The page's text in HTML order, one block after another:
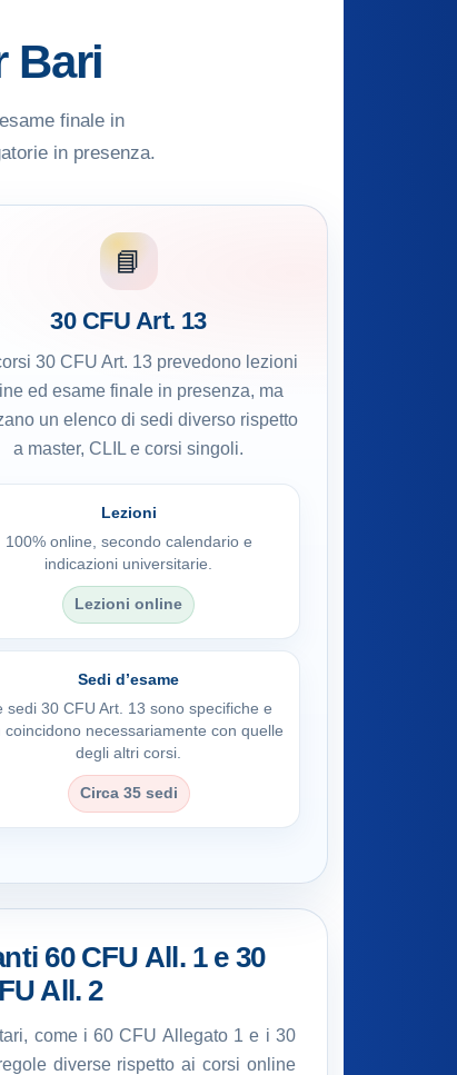
Bari
finale in
in presenza.
📘
30 CFU Art. 13
30 CFU Art. 13 prevedono lezioni
ed esame finale in presenza, ma
un elenco di sedi diverso rispetto
a master, CLIL e corsi singoli.
Lezioni
100% online, secondo calendario e
indicazioni universitarie.
Lezioni online
Sedi d’esame
sedi 30 CFU Art. 13 sono specifiche e
coincidono necessariamente con quelle
degli altri corsi.
Circa 35 sedi
60 CFU All. 1 e 30
All. 2
come i 60 CFU Allegato 1 e i 30
diverse rispetto ai corsi online